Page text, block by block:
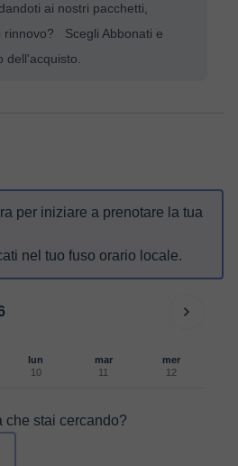
ai nostri pacchetti,
rinnovo? Scegli Abbonati e
dell'acquisto.
per iniziare a prenotare la tua
nel tuo fuso orario locale.
lun
10
mar
11
mer
12
che stai cercando?